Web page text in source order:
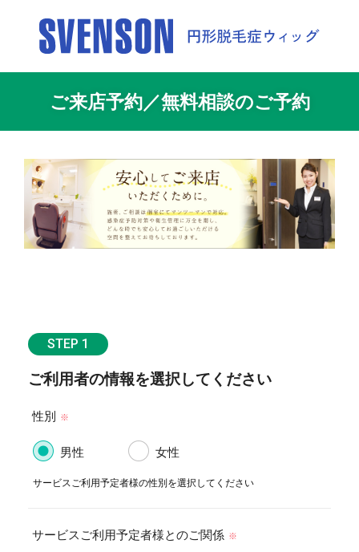
ご来店予約／無料相談のご予約
STEP 1
ご利用者の情報を選択してください
性別 ※
男性 女性
サービスご利用予定者様の性別を選択してください
サービスご利用予定者様とのご関係 ※